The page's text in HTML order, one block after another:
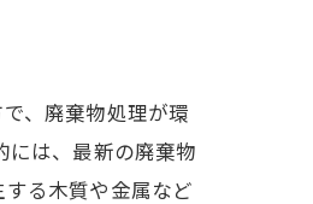
、廃棄物処理が環
には、最新の廃棄物
る木質や金属など